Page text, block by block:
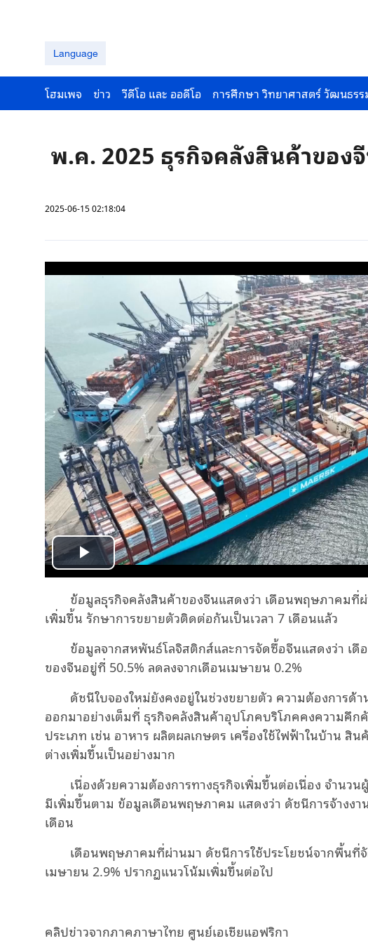
Language
โฮมเพจ ข่าว วีดีโอ และ ออดีโอ การศึกษา วิทยาศาสตร์ วัฒนธรร
พ.ค. 2025 ธุรกิจคลังสินค้าของ
2025-06-15 02:18:04
Play
Video
ข้อมูลธุรกิจคลังสินค้าของจีนแสดงว่า เดือนพฤษภาคมที่
เพิ่มขึ้น รักษาการขยายตัวติดต่อกันเป็นเวลา 7 เดือนแล้ว
ข้อมูลจากสหพันธ์โลจิสติกส์และการจัดซื้อจีนแสดงว่า
ของจีนอยู่ที่ 50.5% ลดลงจากเดือนเมษายน 0.2%
ดัชนีใบจองใหม่ยังคงอยู่ในช่วงขยายตัว ความต้องการด้
ออกมาอย่างเต็มที่ ธุรกิจคลังสินค้าอุปโภคบริโภคคงความคึก
ประเภท เช่น อาหาร ผลิตผลเกษตร เครื่องใช้ไฟฟ้าในบ้าน สิ
ต่างเพิ่มขึ้นเป็นอย่างมาก
เนื่องด้วยความต้องการทางธุรกิจเพิ่มขึ้นต่อเนื่อง จำนว
มีเพิ่มขึ้นตาม ข้อมูลเดือนพฤษภาคม แสดงว่า ดัชนีการจ้างง
เดือน
เดือนพฤษภาคมที่ผ่านมา ดัชนีการใช้ประโยชน์จากพื้นที่
เมษายน 2.9% ปรากฏแนวโน้มเพิ่มขึ้นต่อไป
คลิปข่าวจากภาคภาษาไทย ศูนย์เอเชียแอฟริกา